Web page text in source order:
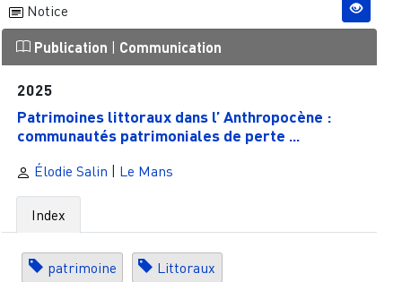
Notice
Publication | Communication
2025
Patrimoines littoraux dans l’ Anthropocène :
communautés patrimoniales de perte ...
Élodie Salin | Le Mans
Index
patrimoine Littoraux